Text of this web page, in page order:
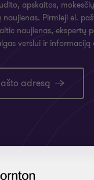
apskaitos,
Pirmieji el.
naujienas, ekspertų
verslui ir informaciją
adresą